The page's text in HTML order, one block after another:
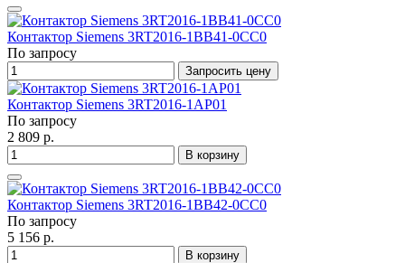
Контактор Siemens 3RT2016-1BB41-0CC0
По запросу
Запросить цену
Контактор Siemens 3RT2016-1AP01
По запросу
2 809 р.
В корзину
Контактор Siemens 3RT2016-1BB42-0CC0
По запросу
5 156 р.
В корзину